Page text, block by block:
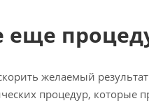
еще
желаемый
процедур, которые